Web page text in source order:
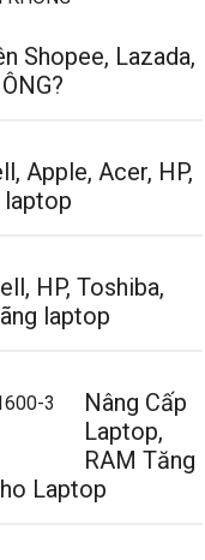
Shopee, Lazada,
Apple, Acer, HP,
laptop
HP, Toshiba,
laptop
Nâng Cấp
Laptop,
RAM Tăng
Laptop